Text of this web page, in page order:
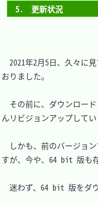
5.　更新状況
2021年2月5日、久々に
おりました。
その前に、ダウンロー
んリビジョンアップしてい
しかも、前のバージョ
すが、今や、64 bit 版も存
迷わず、64 bit 版をダウ